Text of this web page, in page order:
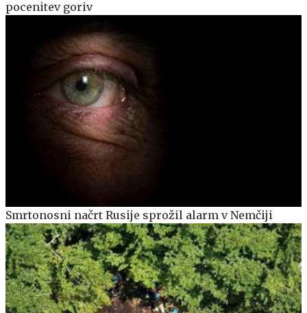
pocenitev goriv
Smrtonosni načrt Rusije sprožil alarm v Nemčiji